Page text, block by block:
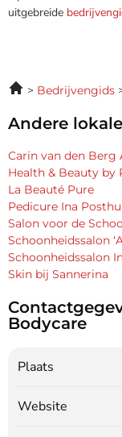
uitgebreide
Bedrijvengids
Andere
Carin van den
Health & Beauty by
La Beauté Pure
Pedicure Ina
Salon voor de
Schoonheidssalon
Schoonheidssalon
Skin bij Sannerina
Bodycare
Plaats
Website